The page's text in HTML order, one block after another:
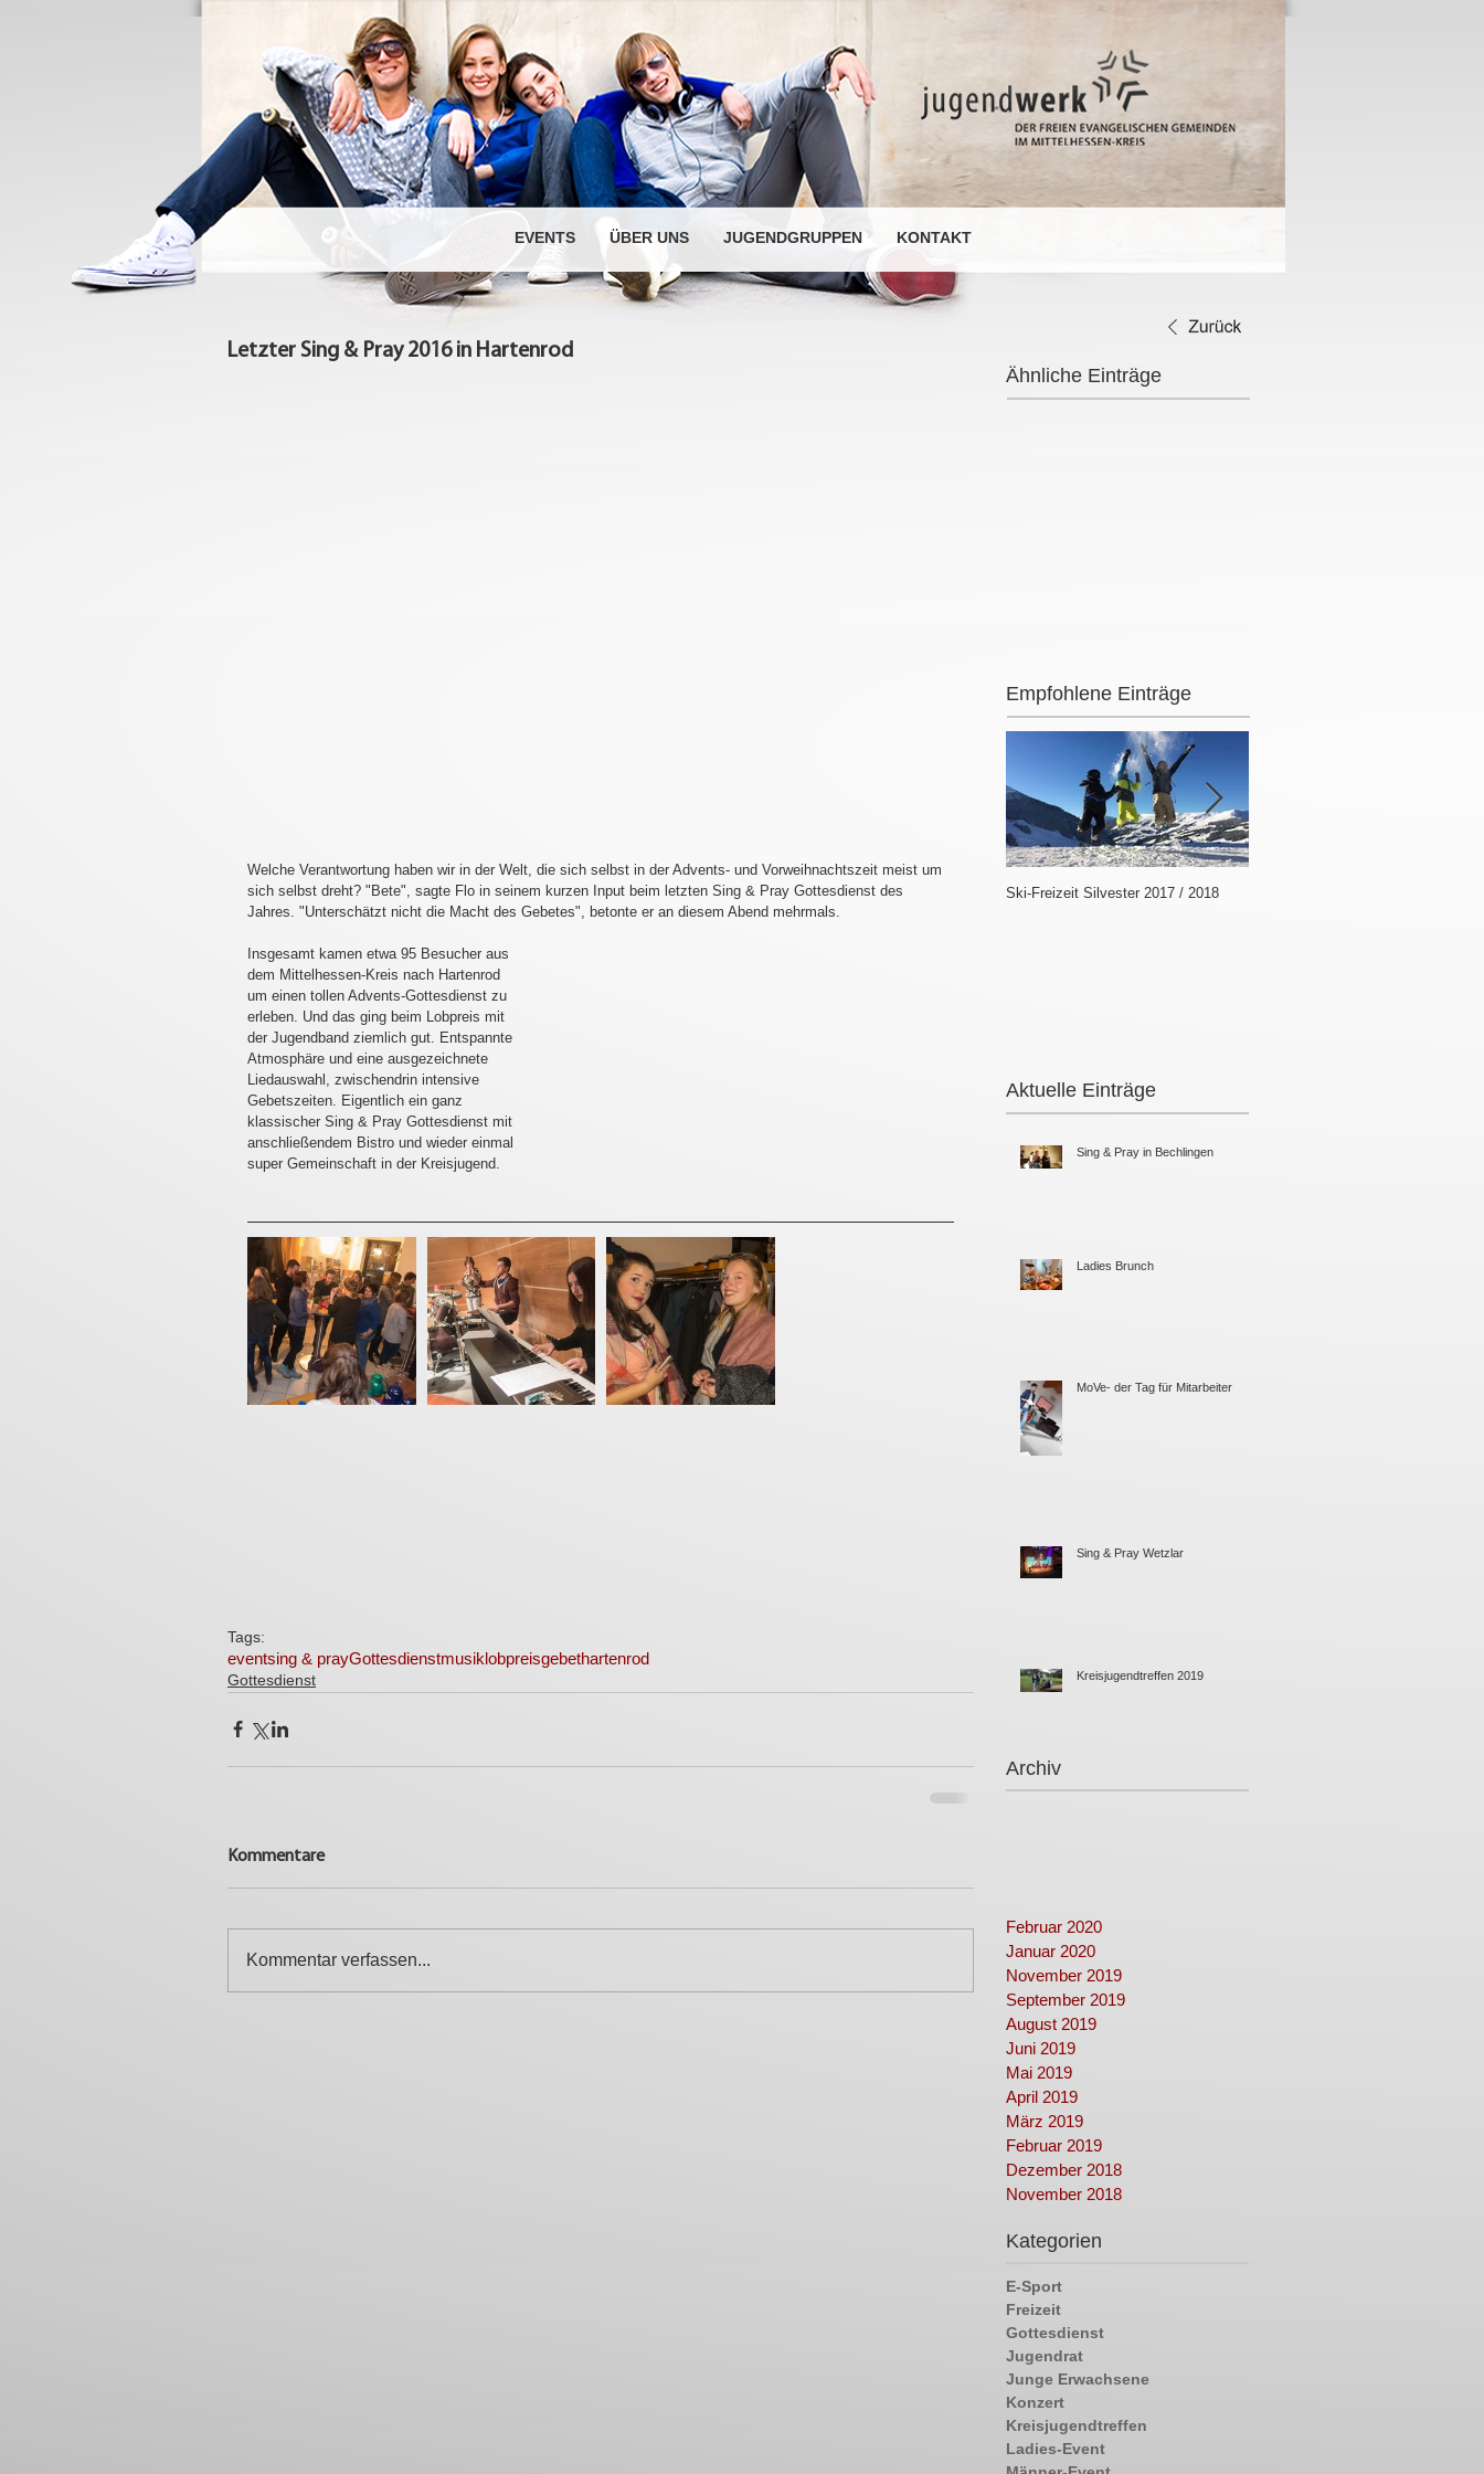
EVENTS ÜBER UNS JUGENDGRUPPEN KONTAKT
Letzter Sing & Pray 2016 in Hartenrod
Welche Verantwortung haben wir in der Welt, die sich selbst in der Advents- und Vorweihnachtszeit meist um
sich selbst dreht? "Bete", sagte Flo in seinem kurzen Input beim letzten Sing & Pray Gottesdienst des
Jahres. "Unterschätzt nicht die Macht des Gebetes", betonte er an diesem Abend mehrmals.
Insgesamt kamen etwa 95 Besucher aus
dem Mittelhessen-Kreis nach Hartenrod
um einen tollen Advents-Gottesdienst zu
erleben. Und das ging beim Lobpreis mit
der Jugendband ziemlich gut. Entspannte
Atmosphäre und eine ausgezeichnete
Liedauswahl, zwischendrin intensive
Gebetszeiten. Eigentlich ein ganz
klassischer Sing & Pray Gottesdienst mit
anschließendem Bistro und wieder einmal
super Gemeinschaft in der Kreisjugend.
Tags:
eventsing & prayGottesdienstmusiklobpreisgebethartenrod
Gottesdienst
Kommentare
Kommentar verfassen...
Ähnliche Einträge
Empfohlene Einträge
Ski-Freizeit Silvester 2017 / 2018
Aktuelle Einträge
Sing & Pray in Bechlingen
Ladies Brunch
MoVe- der Tag für Mitarbeiter
Sing & Pray Wetzlar
Kreisjugendtreffen 2019
Archiv
Februar 2020
Januar 2020
November 2019
September 2019
August 2019
Juni 2019
Mai 2019
April 2019
März 2019
Februar 2019
Dezember 2018
November 2018
Kategorien
E-Sport
Freizeit
Gottesdienst
Jugendrat
Junge Erwachsene
Konzert
Kreisjugendtreffen
Ladies-Event